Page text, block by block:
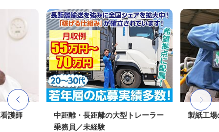
護師
中距離・長距離の大型トレーラー
乗務員／未経験
製紙工場